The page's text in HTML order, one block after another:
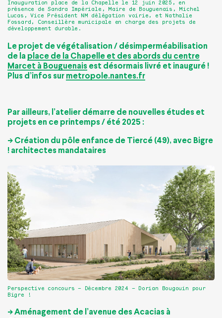
Inauguration place de la Chapelle le 12 juin 2025, en
présence de Sandra Impériale, Maire de Bouguenais, Michel
Lucas, Vice Président NM délégation voirie, et Nathalie
Fossard, Conseillère municipale en charge des projets de
développement durable.
Le projet de végétalisation / désimperméabilisation
de la place de la Chapelle et des abords du centre
Marcet à Bouguenaisest désormais livré et inauguré !
Plus d’infos sur metropole.nantes.fr
Par ailleurs, l’atelier démarre de nouvelles études et
projets en ce printemps / été 2025 :
-> Création du pôle enfance de Tiercé (49), avec Bigre
! architectes mandataires
Perspective concours – Décembre 2024 – Dorian Bougouin pour
Bigre !
-> Aménagement de l’avenue des Acacias à